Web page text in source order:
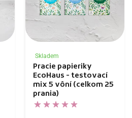
Skladem
Pracie papieriky
EcoHaus - testovací
mix 5 vôní (celkom 25
prania)